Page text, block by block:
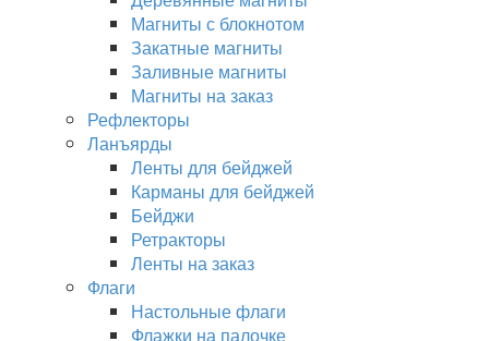
Магниты с блокнотом
Закатные магниты
Заливные магниты
Магниты на заказ
Рефлекторы
Ланъярды
Ленты для бейджей
Карманы для бейджей
Бейджи
Ретракторы
Ленты на заказ
Флаги
Настольные флаги
Флажки на палочке